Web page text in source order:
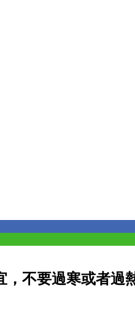
不要過寒或者過